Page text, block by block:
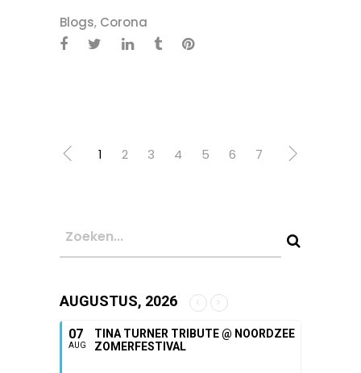
Blogs, Corona
1 2 3 4 5 6 7
AUGUSTUS, 2026
07
AUG
TINA TURNER TRIBUTE @ NOORDZEE
ZOMERFESTIVAL